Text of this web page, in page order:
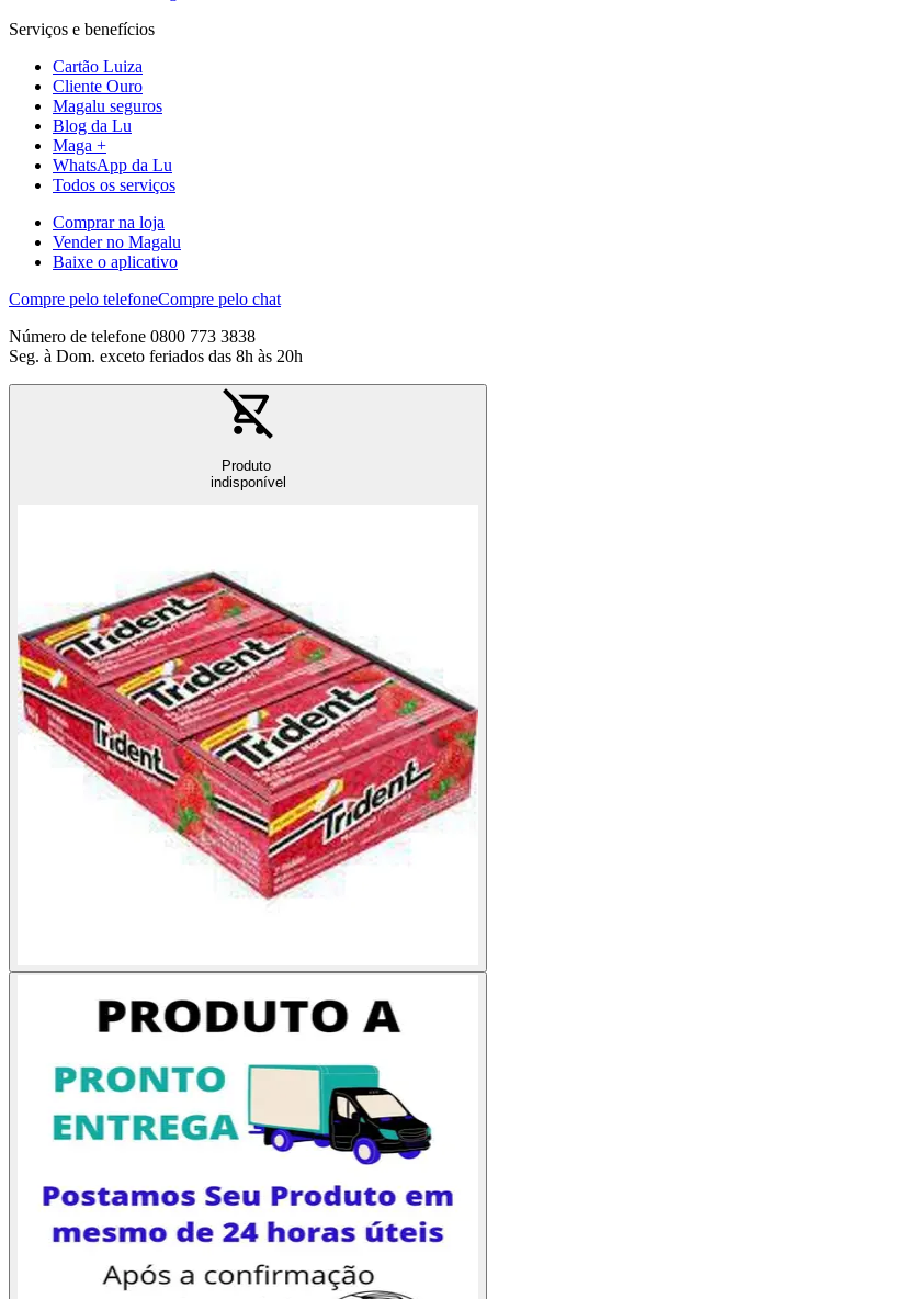
Serviços e benefícios
Cartão Luiza
Cliente Ouro
Magalu seguros
Blog da Lu
Maga +
WhatsApp da Lu
Todos os serviços
Comprar na loja
Vender no Magalu
Baixe o aplicativo
Compre pelo telefoneCompre pelo chat
Número de telefone 0800 773 3838
Seg. à Dom. exceto feriados das 8h às 20h
Produto
indisponível